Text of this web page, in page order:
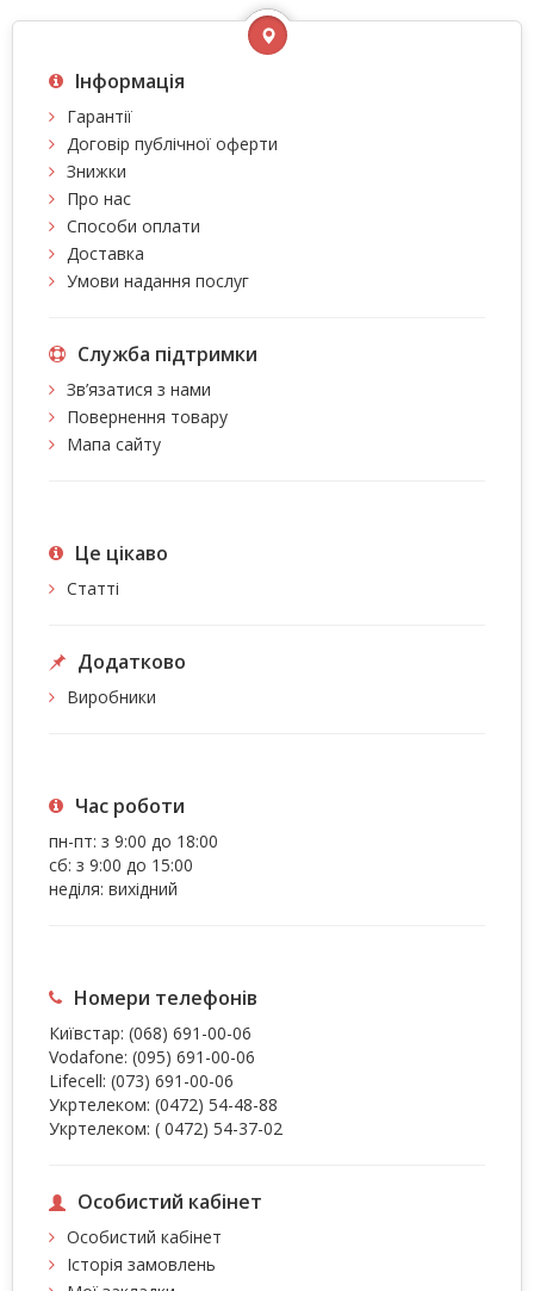
Інформація
Гарантії
Договір публічної оферти
Знижки
Про нас
Способи оплати
Доставка
Умови надання послуг
Служба підтримки
Зв’язатися з нами
Повернення товару
Мапа сайту
Це цiкаво
Статті
Додатково
Виробники
Час роботи
пн-пт: з 9:00 до 18:00
сб: з 9:00 до 15:00
неділя: вихідний
Номери телефонів
Київстар: (068) 691-00-06
Vodafone: (095) 691-00-06
Lifecell: (073) 691-00-06
Укртелеком: (0472) 54-48-88
Укртелеком: ( 0472) 54-37-02
Особистий кабінет
Особистий кабінет
Історія замовлень